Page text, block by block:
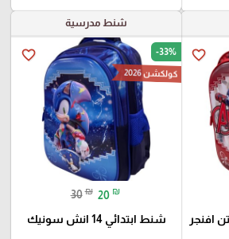
favorite_border
شنط مدرسية
favorite_border -33%
كولكشن 2026
30 ₪ 20 ₪
شنط ابتدائي 14 انش سونيك